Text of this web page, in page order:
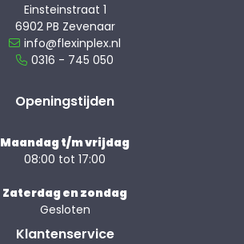
Einsteinstraat 1
6902 PB Zevenaar
info@flexinplex.nl
0316 - 745 050
Openingstijden
Maandag t/m vrijdag
08:00 tot 17:00
Zaterdag en zondag
Gesloten
Klantenservice